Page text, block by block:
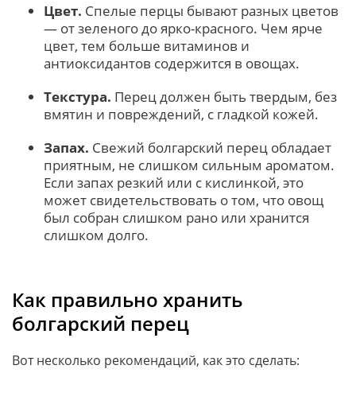
Цвет. Спелые перцы бывают разных цветов
— от зеленого до ярко-красного. Чем ярче
цвет, тем больше витаминов и
антиоксидантов содержится в овощах.
Текстура. Перец должен быть твердым, без
вмятин и повреждений, с гладкой кожей.
Запах. Свежий болгарский перец обладает
приятным, не слишком сильным ароматом.
Если запах резкий или с кислинкой, это
может свидетельствовать о том, что овощ
был собран слишком рано или хранится
слишком долго.
Как правильно хранить
болгарский перец
Вот несколько рекомендаций, как это сделать: